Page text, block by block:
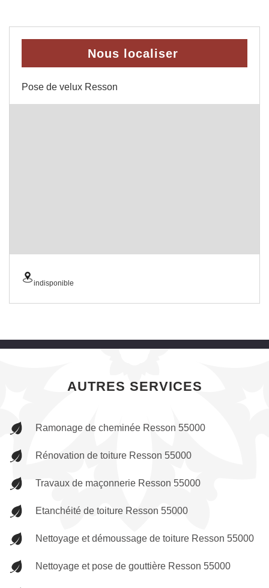
Nous localiser
Pose de velux Resson
indisponible
AUTRES SERVICES
Ramonage de cheminée Resson 55000
Rénovation de toiture Resson 55000
Travaux de maçonnerie Resson 55000
Etanchéité de toiture Resson 55000
Nettoyage et démoussage de toiture Resson 55000
Nettoyage et pose de gouttière Resson 55000